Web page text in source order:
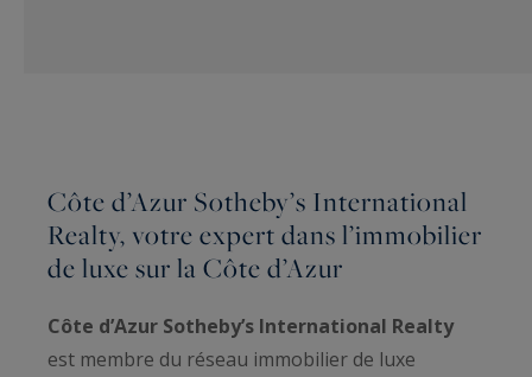
Côte d’Azur Sotheby’s International
Realty, votre expert dans l’immobilier
de luxe sur la Côte d’Azur
Côte d’Azur Sotheby’s International Realty
est membre du réseau immobilier de luxe